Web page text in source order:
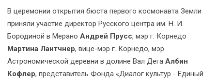
В церемонии открытия бюста первого космонавта Земли
приняли участие директор Русского центра им. Н. И.
Бородиной в Мерано Андрей Прусс, мэр г. Корнедо
Мартина Лантчнер, вице-мэр г. Корнедо, мэр
Астрономической деревни в долине Вал Дега Албин
Кофлер, представитель Фонда «Диалог культур - Единый